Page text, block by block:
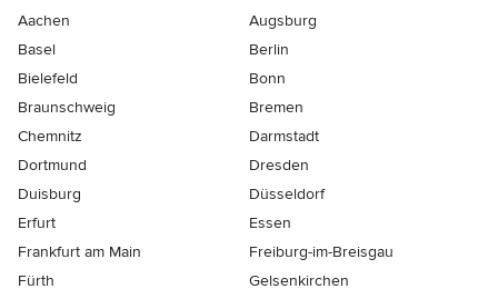
Aachen
Augsburg
Basel
Berlin
Bielefeld
Bonn
Braunschweig
Bremen
Chemnitz
Darmstadt
Dortmund
Dresden
Duisburg
Düsseldorf
Erfurt
Essen
Frankfurt am Main
Freiburg-im-Breisgau
Fürth
Gelsenkirchen